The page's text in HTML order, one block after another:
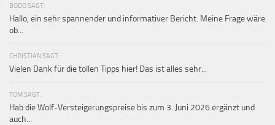
BODO SAGT:
Hallo, ein sehr spannender und informativer Bericht. Meine Frage wäre
ob...
CHRISTIAN SAGT:
Vielen Dank für die tollen Tipps hier! Das ist alles sehr...
TOM SAGT:
Hab die Wolf-Versteigerungspreise bis zum 3. Juni 2026 ergänzt und
auch...